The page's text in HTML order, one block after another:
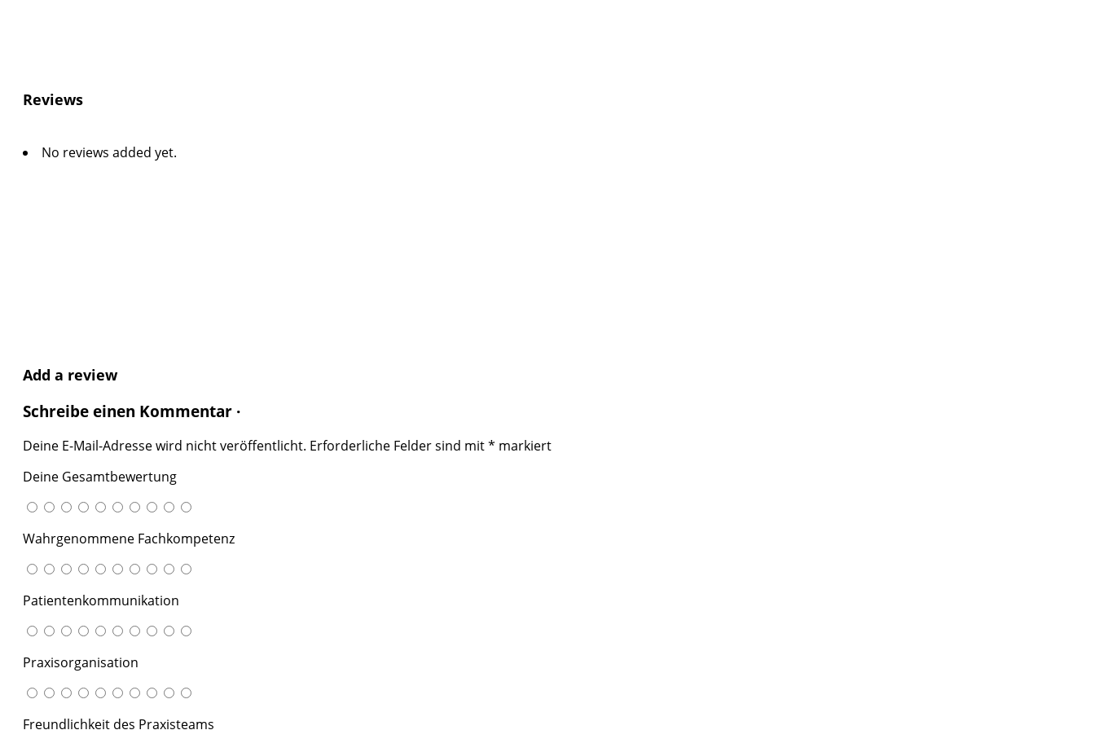
Reviews
No reviews added yet.
Add a review
Schreibe einen Kommentar ·
Deine E-Mail-Adresse wird nicht veröffentlicht. Erforderliche Felder sind mit* markiert
Deine Gesamtbewertung
Wahrgenommene Fachkompetenz
Patientenkommunikation
Praxisorganisation
Freundlichkeit des Praxisteams